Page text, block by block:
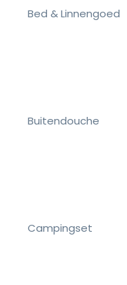
Bed & Linnengoed
Buitendouche
Campingset